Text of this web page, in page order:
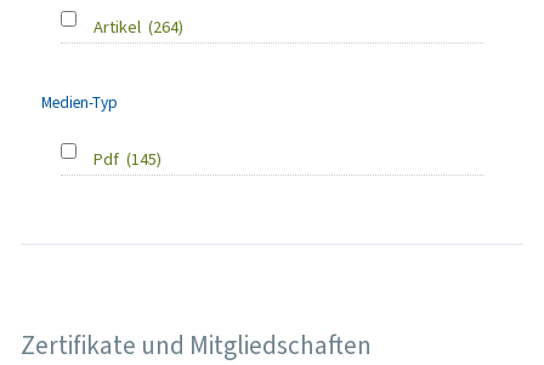
Artikel (264)
Medien-Typ
Pdf (145)
Zertifikate und Mitgliedschaften